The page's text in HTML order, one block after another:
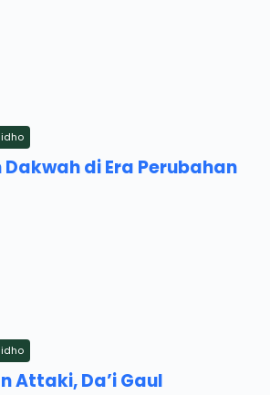
di Era Perubahan
Attaki, Da’i Gaul